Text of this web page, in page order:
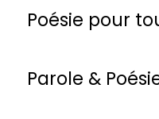
Poésie pour
Parole &